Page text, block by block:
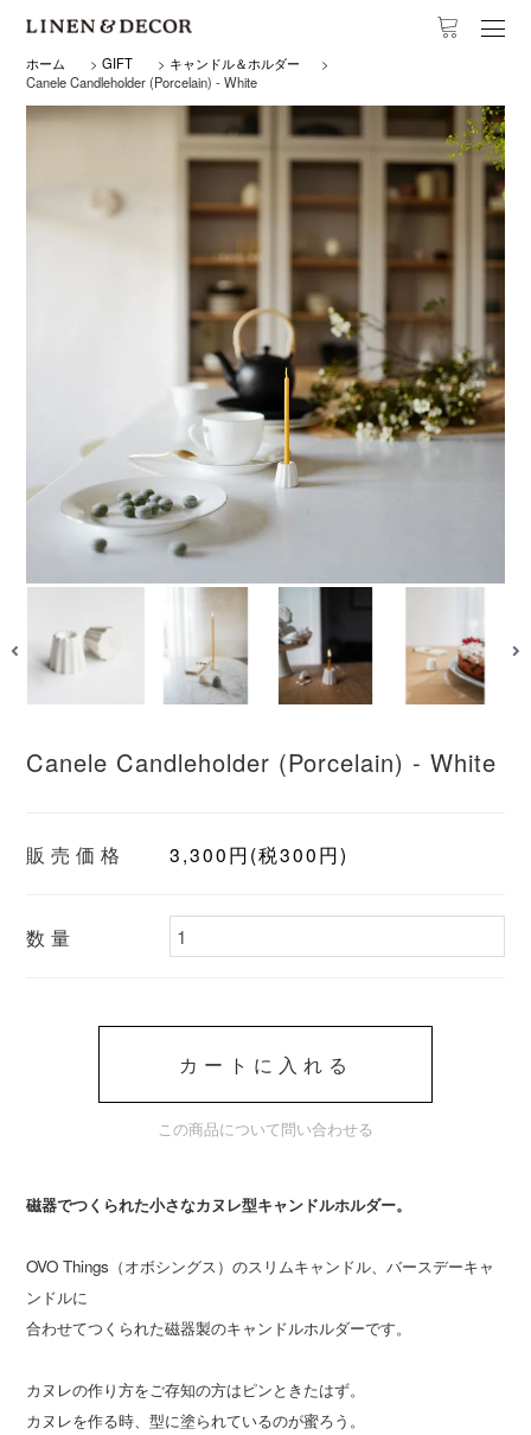
ホーム >GIFT > キャンドル＆ホルダー
>
Canele Candleholder (Porcelain) - White
Canele Candleholder (Porcelain) - White
販売価格 3,300円(税300円)
数量
カートに入れる
この商品について問い合わせる
磁器でつくられた小さなカヌレ型キャンドルホルダー。
OVO Things（オボシングス）のスリムキャンドル、バースデーキャ
ンドルに
合わせてつくられた磁器製のキャンドルホルダーです。
カヌレの作り方をご存知の方はピンときたはず。
カヌレを作る時、型に塗られているのが蜜ろう。